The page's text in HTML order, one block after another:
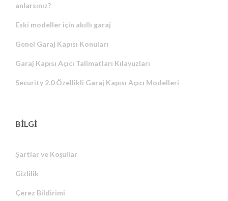
anlarsınız?
Eski modeller için akıllı garaj
Genel Garaj Kapısı Konuları
Garaj Kapısı Açıcı Talimatları Kılavuzları
Security 2.0 Özellikli Garaj Kapısı Açıcı Modelleri
BİLGİ
Şartlar ve Koşullar
Gizlilik
Çerez Bildirimi